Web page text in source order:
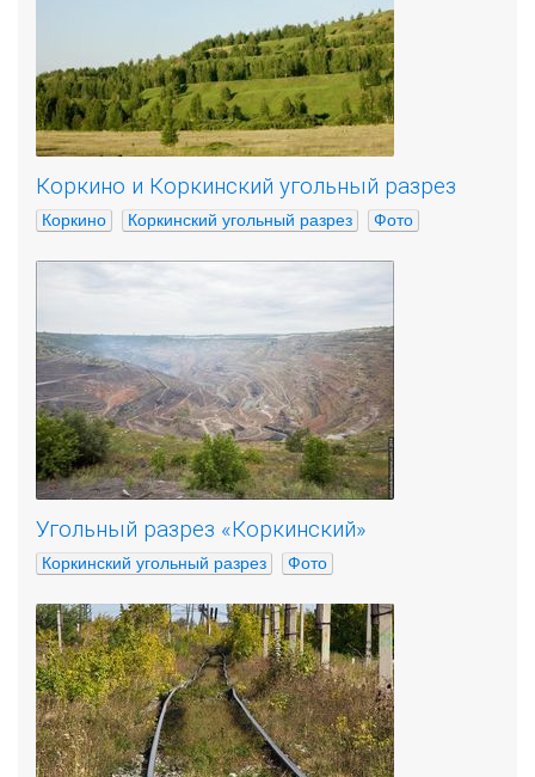
Коркино и Коркинский угольный разрез
Коркино Коркинский угольный разрез Фото
Угольный разрез «Коркинский»
Коркинский угольный разрез Фото